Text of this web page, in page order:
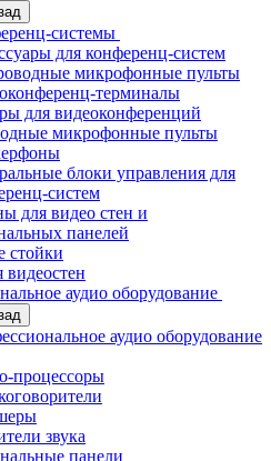
системы
для конференц-систем
микрофонные пульты
терминалы
для видеоконференций
микрофонные пульты
блоки управления для
систем
для видео стен и
панелей
стойки
аудио оборудование
аудио оборудование
процессоры
звука
панели